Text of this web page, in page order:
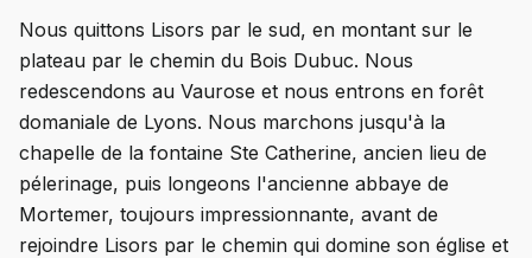
Nous quittons Lisors par le sud, en montant sur le
plateau par le chemin du Bois Dubuc. Nous
redescendons au Vaurose et nous entrons en forêt
domaniale de Lyons. Nous marchons jusqu'à la
chapelle de la fontaine Ste Catherine, ancien lieu de
pélerinage, puis longeons l'ancienne abbaye de
Mortemer, toujours impressionnante, avant de
rejoindre Lisors par le chemin qui domine son église et